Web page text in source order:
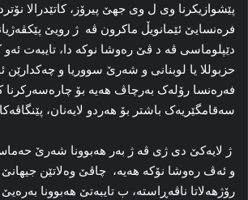
پێشوازیکرنا وی ل وی جهێ پیرۆز، کاتێدرالا
فرەنسایێ ئێمانویڵ ماکرون ڤە ژ رویێ
دێپلوماسی ڤە د ڤێ رەوشا نوکە دا، تایبەت ئەو
حزبوللا یا لوبنانی و شەرێ سووریا و چەکدارێن
فەرەنسا رۆلەک بەرچاڤ هەیە بۆ
سەقامگێریەک باشتر بۆ هەردو لایەنان،
ژ لایەکێ دی ژی ڤە ژ بەر هەبوونا شەرێ
و ئەڤ رەوشا نۆکە هەیە، چاڤێ وەلاتێن
رۆژهەلاتا ناڤەڕاستە، ب تایبەتێ هەبوونا